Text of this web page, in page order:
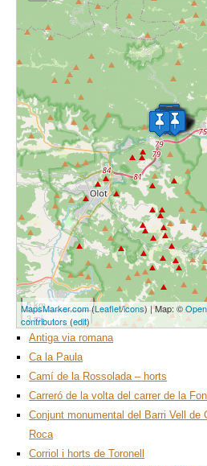
5 km
3 mi
MapsMarker.com(Leaflet/icons) | Map: ©
contributors (edit)
Antiga via romana
Ca la Paula
Camí de la Rossolada – horts
Carreró de la volta del carrer de la
Conjunt monumental del Barri Vell de
Roca
Corriol i horts de Toronell